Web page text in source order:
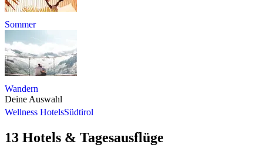
Sommer
Wandern
Deine Auswahl
Wellness HotelsSüdtirol
13 Hotels & Tagesausflüge